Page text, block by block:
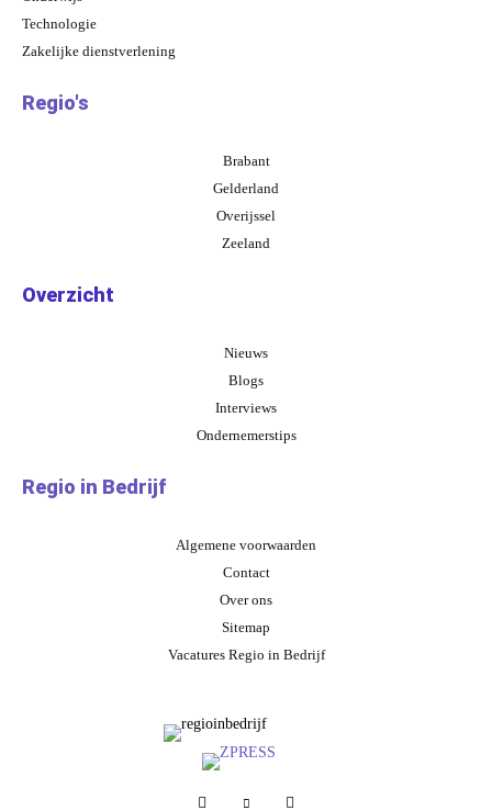
Technologie
Zakelijke dienstverlening
Regio's
Brabant
Gelderland
Overijssel
Zeeland
Overzicht
Nieuws
Blogs
Interviews
Ondernemerstips
Regio in Bedrijf
Algemene voorwaarden
Contact
Over ons
Sitemap
Vacatures Regio in Bedrijf